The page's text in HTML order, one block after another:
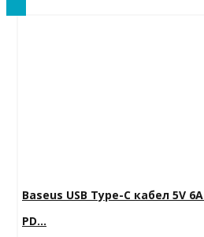
Baseus USB Type-C кабел 5V 6A
PD...